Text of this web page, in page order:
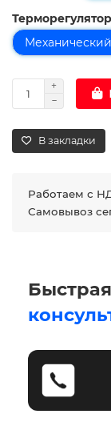
Терморегулятор
Механический
В закладки
Работаем с
Самовывоз